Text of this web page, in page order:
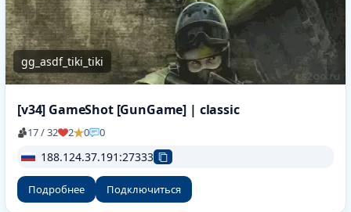
gg_asdf_tiki_tiki
[v34] GameShot [GunGame] | classic
17 / 32 2 0 0
188.124.37.191:27333
Подробнее Подключиться